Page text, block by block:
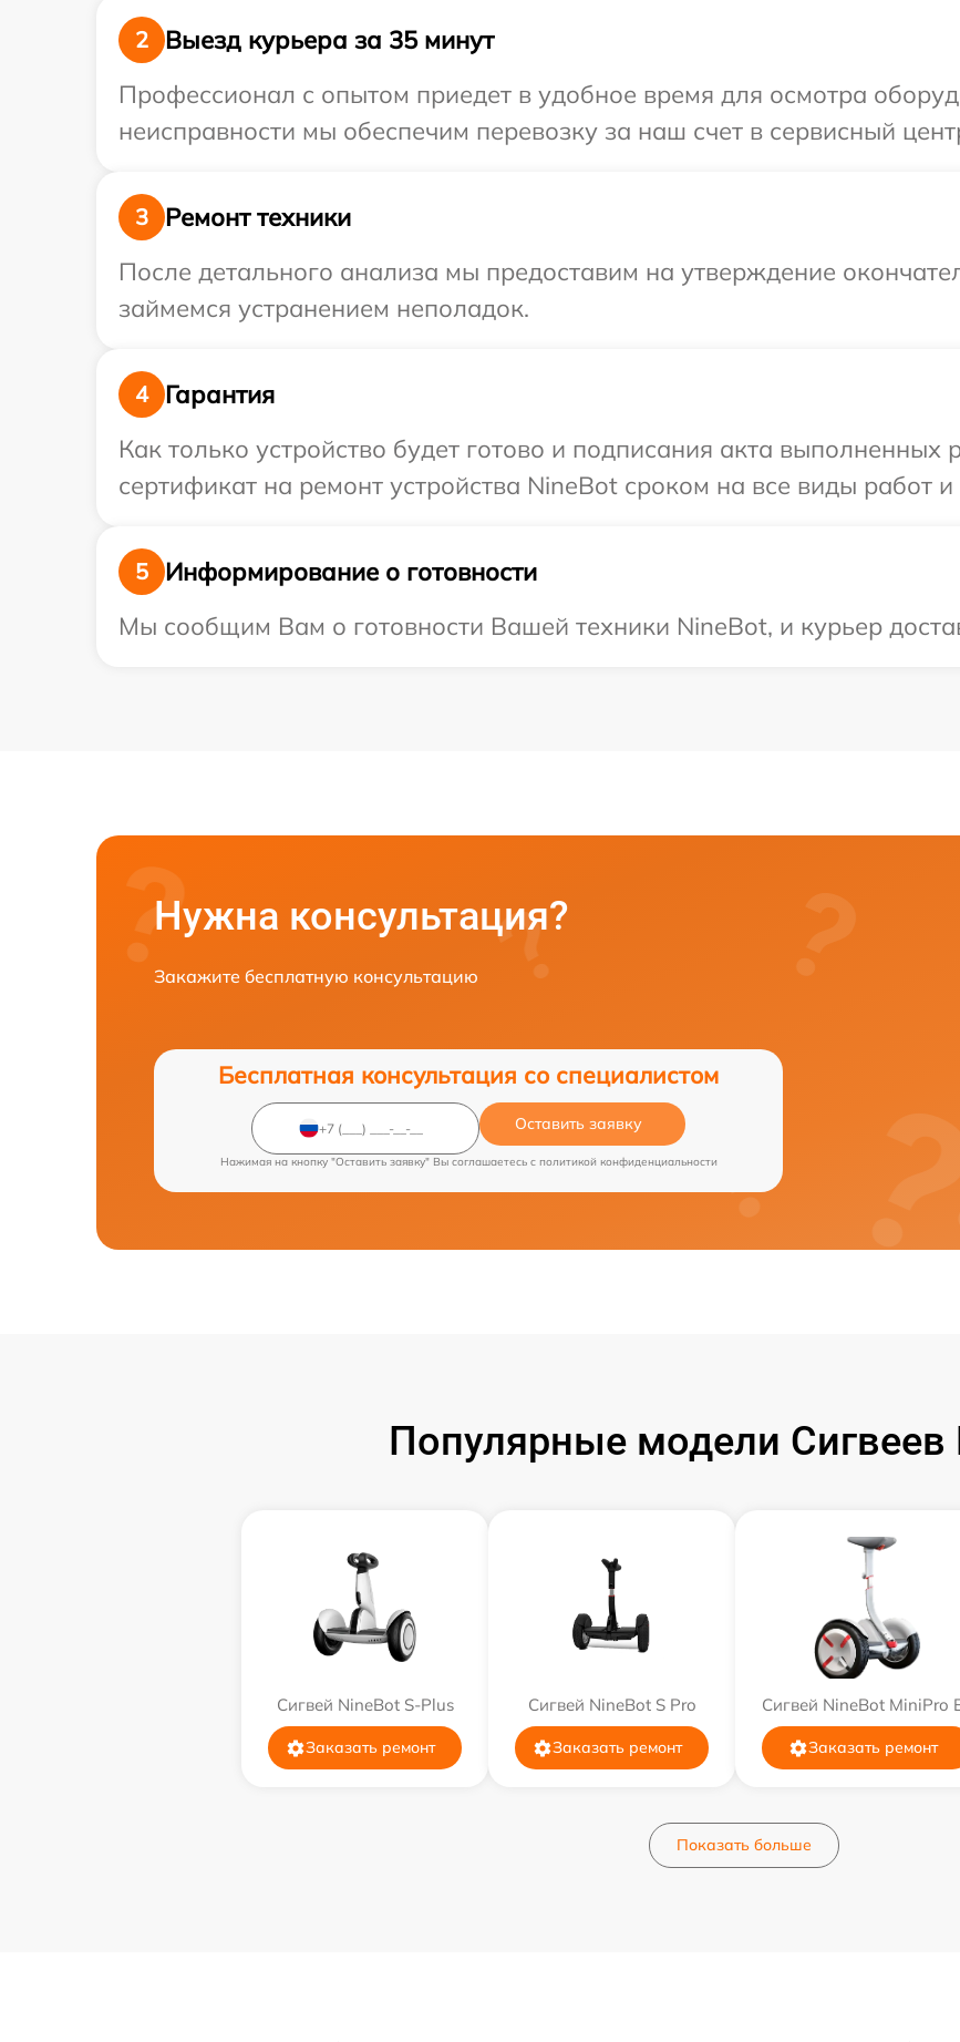
2
Выезд курьера за 35 минут
Профессионал с опытом приедет в удобное время для осмотра
неисправности мы обеспечим перевозку за наш счет в сервисный
3
Ремонт техники
После детального анализа мы предоставим на утверждение
займемся устранением неполадок.
4
Гарантия
Как только устройство будет готово и подписания акта
сертификат на ремонт устройства NineBot сроком на все виды работ и
5
Информирование о готовности
Мы сообщим Вам о готовности Вашей техники NineBot, и курьер
Нужна консультация?
Закажите бесплатную консультацию
Бесплатная консультация со специалистом
Оставить заявку
Нажимая на кнопку "Оставить заявку" Вы соглашаетесь c политикой конфиденциальности
Популярные модели Сигвеев
Сигвей NineBot S-Plus
Заказать ремонт
Сигвей NineBot S Pro
Заказать ремонт
Сигвей NineBot MiniPro
Заказать ремонт
Показать больше